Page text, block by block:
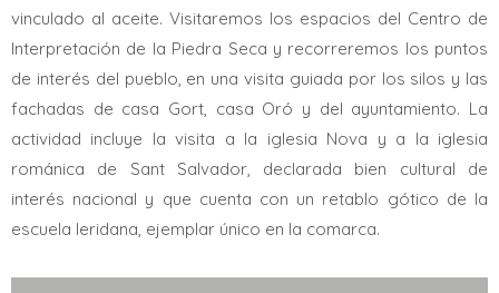
vinculado al aceite. Visitaremos los espacios del Centro de
Interpretación de la Piedra Seca y recorreremos los puntos
de interés del pueblo, en una visita guiada por los silos y las
fachadas de casa Gort, casa Oró y del ayuntamiento. La
actividad incluye la visita a la iglesia Nova y a la iglesia
románica de Sant Salvador, declarada bien cultural de
interés nacional y que cuenta con un retablo gótico de la
escuela leridana, ejemplar único en la comarca.